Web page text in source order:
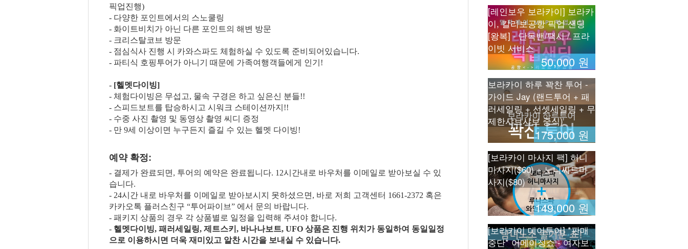
픽업진행)
- 다양한 포인트에서의 스노쿨링
- 화이트비치가 아닌 다른 포인트의 해변 방문
- 크리스탈코브 방문
- 점심식사 진행 시 카와스파도 체험하실 수 있도록 준비되어있습니다.
- 파티식 호핑투어가 아니기 때문에 가족여행객들에게 인기!
- [헬멧다이빙]
- 체험다이빙은 무섭고, 물속 구경은 하고 싶은신 분들!!
- 스피드보트를 탑승하시고 시워크 스테이션까지!!
- 수중 사진 촬영 및 동영상 촬영 씨디 증정
- 만 9세 이상이면 누구든지 즐길 수 있는 헬멧 다이빙!
예약 확정:
- 결제가 완료되면, 투어의 예약은 완료됩니다. 12시간내로 바우처를 이메일로 받아보실 수 있
습니다.
- 24시간 내로 바우처를 이메일로 받아보시지 못하셨으면, 바로 저희 고객센터 1661-2372 혹은
카카오톡 플러스친구 “투어파이브” 에서 문의 바랍니다.
- 패키지 상품의 경우 각 상품별로 일정을 입력해 주셔야 합니다.
- 헬멧다이빙, 패러세일링, 제트스키, 바나나보트, UFO 상품은 진행 위치가 동일하여 동일일정
으로 이용하시면 더욱 재미있고 알찬 시간을 보내실 수 있습니다.
50,000 원
[레인보우 보라카이] 보라카
이, 칼리보공항 픽업 샌딩
[왕복] - 단독밴/택시 / 프라
이빗 서비스
175,000 원
보라카이 하루 꽉찬 투어 -
가이드 Jay (랜드투어 + 패
러세일링 + 선셋세일링 + 무
제한샤브샤브 중식)
149,000 원
[보라카이 마사지 팩] 허니
마사지($60) + 노니씨드마
사지($80)
[보라카이 데이투어] *판매
중단* 어메이징쇼 - 여자보